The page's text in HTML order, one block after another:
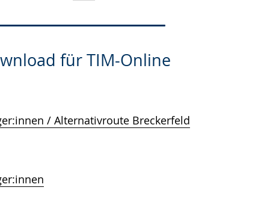
für TIM-Online
/ Alternativroute Breckerfeld